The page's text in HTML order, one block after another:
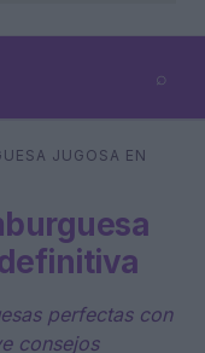
⌕
⌕
JUGOSA EN
perfectas con
consejos